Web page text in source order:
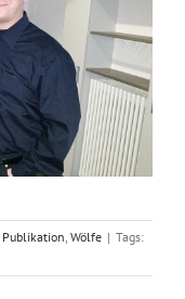
Publikation, Wölfe | Tags: